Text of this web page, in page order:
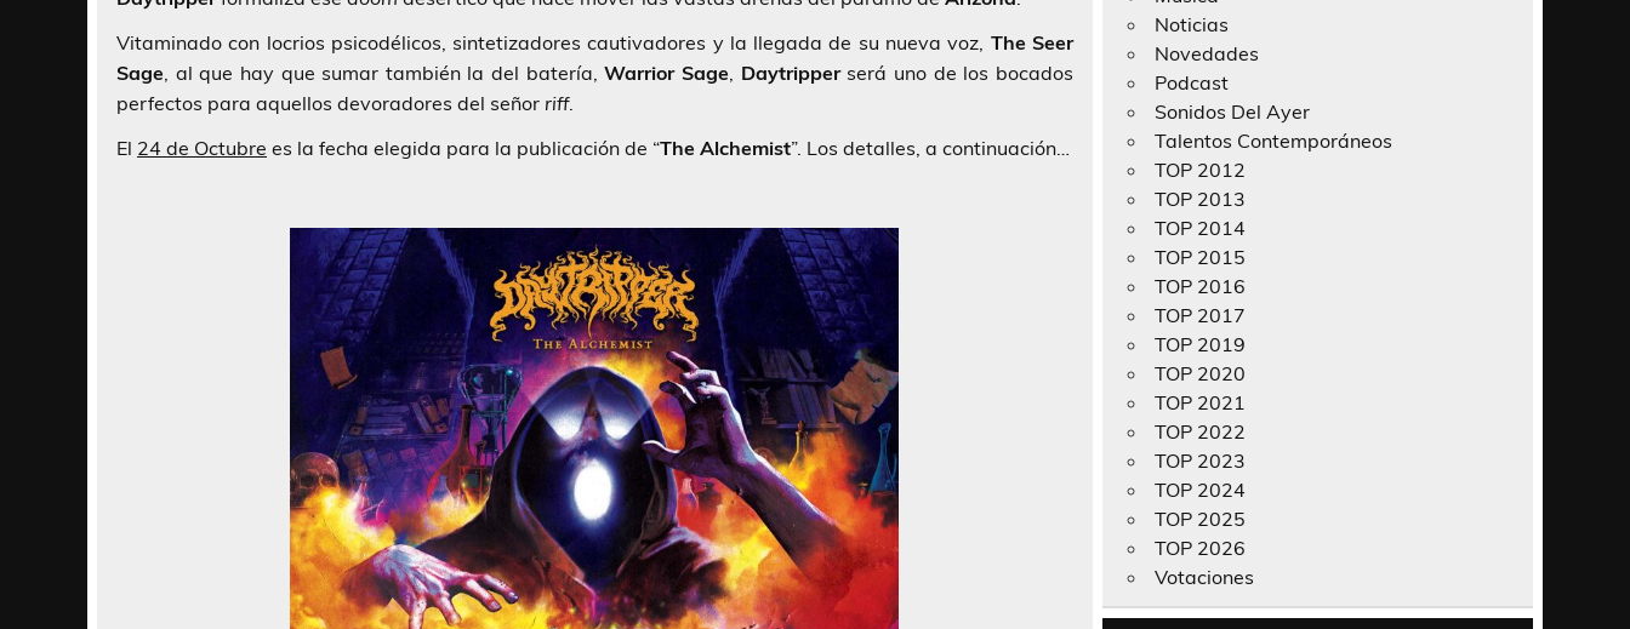
Vitaminado con locrios psicodélicos, sintetizadores cautivadores y la llegada de su nueva voz, The Seer
Sage, al que hay que sumar también la del batería,Warrior Sage, Daytripperserá uno de los bocados
perfectos para aquellos devoradores del señor riff.
El 24 de Octubre es la fecha elegida para la publicación de “The Alchemist”. Los detalles, a continuación…
Noticias
Novedades
Podcast
Sonidos Del Ayer
Talentos Contemporáneos
TOP 2012
TOP 2013
TOP 2014
TOP 2015
TOP 2016
TOP 2017
TOP 2019
TOP 2020
TOP 2021
TOP 2022
TOP 2023
TOP 2024
TOP 2025
TOP 2026
Votaciones